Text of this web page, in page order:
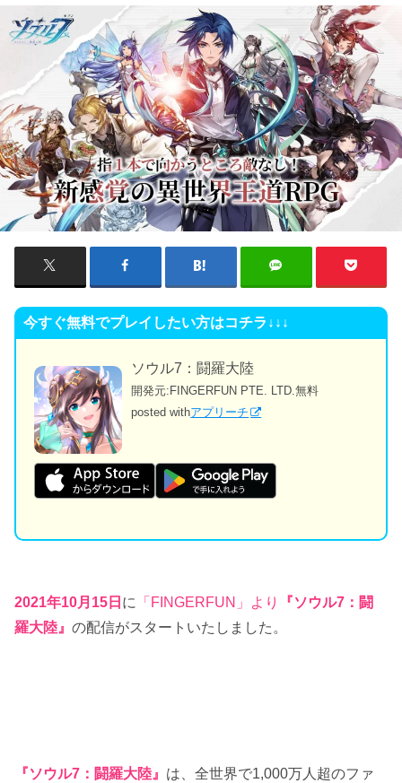
今すぐ無料でプレイしたい方はコチラ↓↓↓
ソウル7：闘羅大陸
開発元: FINGERFUN PTE. LTD.無料
posted withアプリーチ
2021年10月15日に 「FINGERFUN」 より
『ソウル7：闘
羅大陸』の配信がスタートいたしました。
『ソウル7：闘羅大陸』 は、全世界で1,000万人超のファ